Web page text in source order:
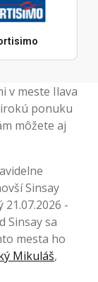
v meste Ilava
ponuku
môžete aj
Sinsay
-
Sinsay sa
mesta ho
Mikuláš,